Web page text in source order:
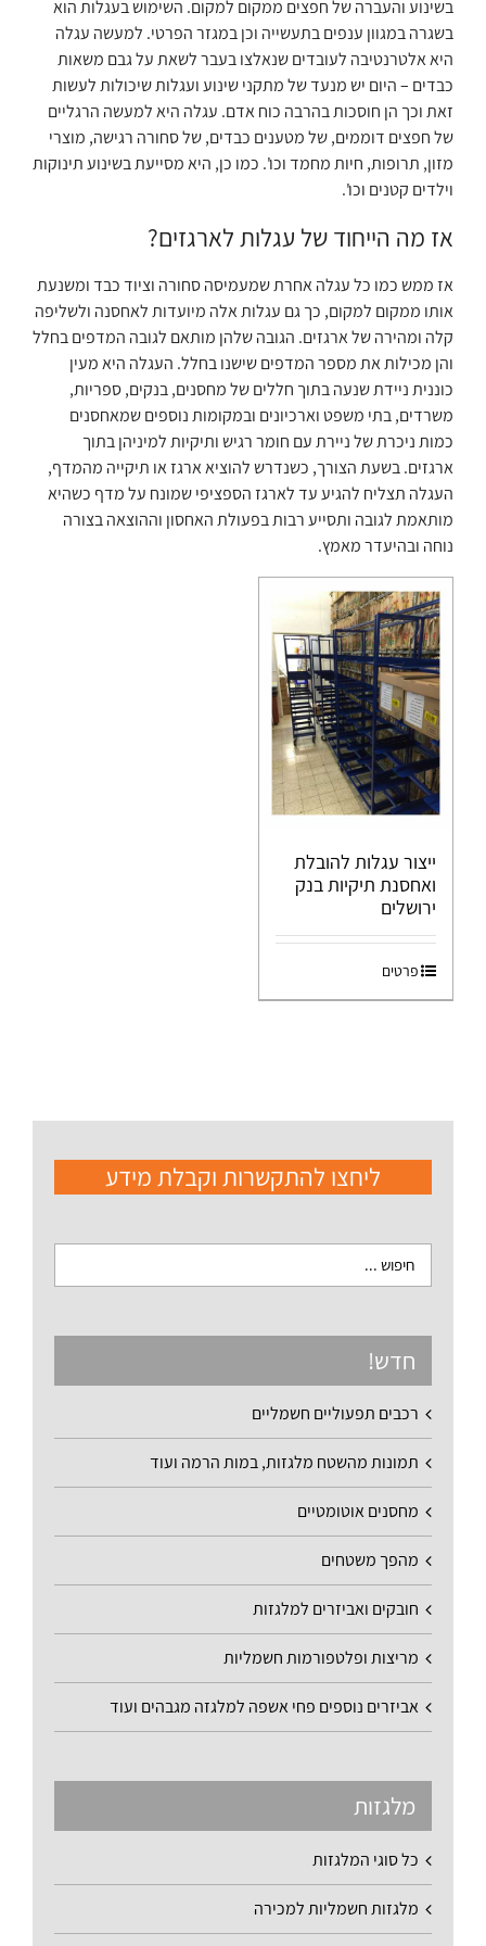
בשינוע והעברה של חפצים ממקום למקום. השימוש בעגלות הוא
בשגרה במגוון ענפים בתעשייה וכן במגזר הפרטי. למעשה עגלה
היא אלטרנטיבה לעובדים שנאלצו בעבר לשאת על גבם משאות
כבדים – היום יש מנעד של מתקני שינוע ועגלות שיכולות לעשות
זאת וכך הן חוסכות בהרבה כוח אדם. עגלה היא למעשה הרגליים
של חפצים דוממים, של מטענים כבדים, של סחורה רגישה, מוצרי
מזון, תרופות, חיות מחמד וכו'. כמו כן, היא מסייעת בשינוע תינוקות
וילדים קטנים וכו'.
אז מה הייחוד של עגלות לארגזים?
אז ממש כמו כל עגלה אחרת שמעמיסה סחורה וציוד כבד ומשנעת
אותו ממקום למקום, כך גם עגלות אלה מיועדות לאחסנה ולשליפה
קלה ומהירה של ארגזים. הגובה שלהן מותאם לגובה המדפים בחלל
והן מכילות את מספר המדפים שישנו בחלל. העגלה היא מעין
כוננית ניידת שנעה בתוך חללים של מחסנים, בנקים, ספריות,
משרדים, בתי משפט וארכיונים ובמקומות נוספים שמאחסנים
כמות ניכרת של ניירת עם חומר רגיש ותיקיות למיניהן בתוך
ארגזים. בשעת הצורך, כשנדרש להוציא ארגז או תיקייה מהמדף,
העגלה תצליח להגיע עד לארגז הספציפי שמונח על מדף כשהיא
מותאמת לגובה ותסייע רבות בפעולת האחסון וההוצאה בצורה
נוחה ובהיעדר מאמץ.
ייצור עגלות להובלת
ואחסנת תיקיות בנק
ירושלים
פרטים
ליחצו להתקשרות וקבלת מידע
חדש!
רכבים תפעוליים חשמליים
תמונות מהשטח מלגזות, במות הרמה ועוד
מחסנים אוטומטיים
מהפך משטחים
חובקים ואביזרים למלגזות
מריצות ופלטפורמות חשמליות
אביזרים נוספים פחי אשפה למלגזה מגבהים ועוד
מלגזות
כל סוגי המלגזות
מלגזות חשמליות למכירה